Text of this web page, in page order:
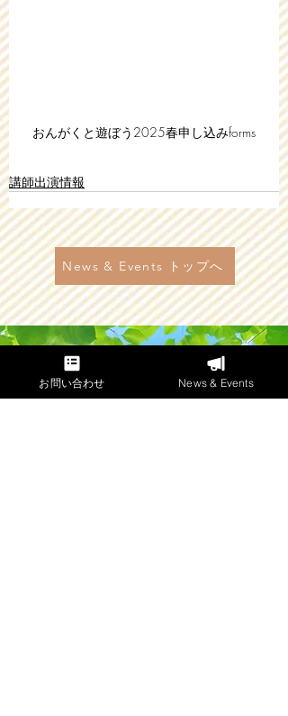
おんがくと遊ぼう2025春申し込みforms
講師出演情報
News & Events トップへ
メソッドを体験
お問い合わせ News & Events